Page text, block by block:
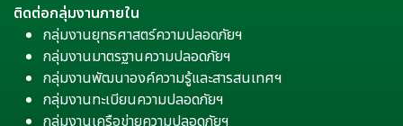
ติดต่อกลุ่มงานภายใน
กลุ่มงานยุทธศาสตร์ความปลอดภัยฯ
กลุ่มงานมาตรฐานความปลอดภัยฯ
กลุ่มงานพัฒนาองค์ความรู้และสารสนเทศฯ
กลุ่มงานทะเบียนความปลอดภัยฯ
กลุ่มงานเครือข่ายความปลอดภัยฯ